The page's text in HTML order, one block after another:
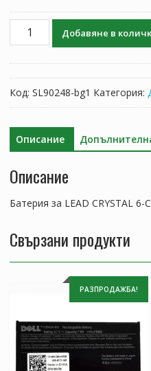
количество
CRYSTAL
CNFJ-
14
Добавяне в
Код: SL90248-bg1 Категория:
Описание
Описание
Батерия за LEAD CRYSTAL 6-
Свързани продукти
РАЗПРОДАЖБА!